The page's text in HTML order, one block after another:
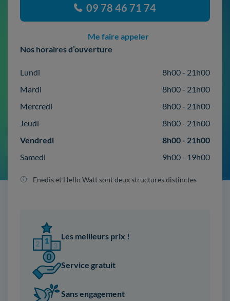
09 78 46 71 74
Me faire appeler
Nos horaires d’ouverture
Lundi
8h00 - 21h00
Mardi
8h00 - 21h00
Mercredi
8h00 - 21h00
Jeudi
8h00 - 21h00
Vendredi
8h00 - 21h00
Samedi
9h00 - 19h00
Enedis et Hello Watt sont deux structures distinctes
Les meilleurs prix !
Service gratuit
Sans engagement